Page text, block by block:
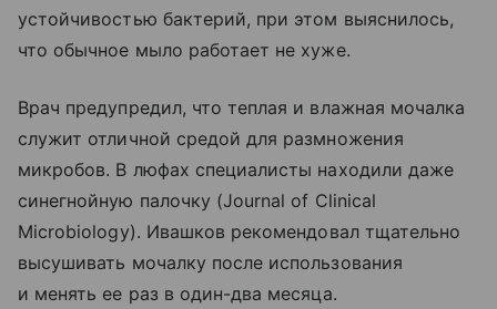
устойчивостью бактерий, при этом выяснилось,
что обычное мыло работает не хуже.
Врач предупредил, что теплая и влажная мочалка
служит отличной средой для размножения
микробов. В люфах специалисты находили даже
синегнойную палочку (Journal of Clinical
Microbiology). Ивашков рекомендовал тщательно
высушивать мочалку после использования
и менять ее раз в один-два месяца.